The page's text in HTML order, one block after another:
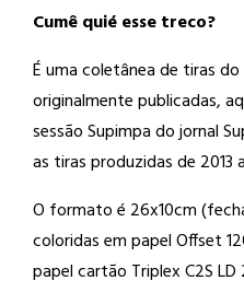
Cumê quié esse treco?
É uma coletânea de tiras
originalmente publicadas,
sessão Supimpa do jornal
as tiras produzidas de 2013
O formato é 26x10cm
coloridas em papel Offset
papel cartão Triplex C2S